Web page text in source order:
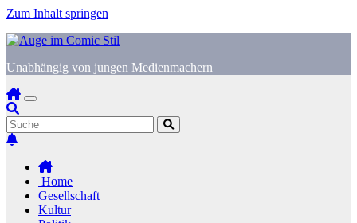
Zum Inhalt springen
Unabhängig von jungen Medienmachern
Home
Gesellschaft
Kultur